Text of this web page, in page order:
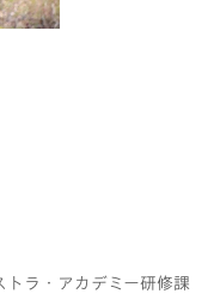
ラ・アカデミー研修課